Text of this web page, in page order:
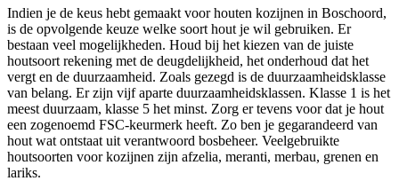
Indien je de keus hebt gemaakt voor houten kozijnen in Boschoord,
is de opvolgende keuze welke soort hout je wil gebruiken. Er
bestaan veel mogelijkheden. Houd bij het kiezen van de juiste
houtsoort rekening met de deugdelijkheid, het onderhoud dat het
vergt en de duurzaamheid. Zoals gezegd is de duurzaamheidsklasse
van belang. Er zijn vijf aparte duurzaamheidsklassen. Klasse 1 is het
meest duurzaam, klasse 5 het minst. Zorg er tevens voor dat je hout
een zogenoemd FSC-keurmerk heeft. Zo ben je gegarandeerd van
hout wat ontstaat uit verantwoord bosbeheer. Veelgebruikte
houtsoorten voor kozijnen zijn afzelia, meranti, merbau, grenen en
lariks.